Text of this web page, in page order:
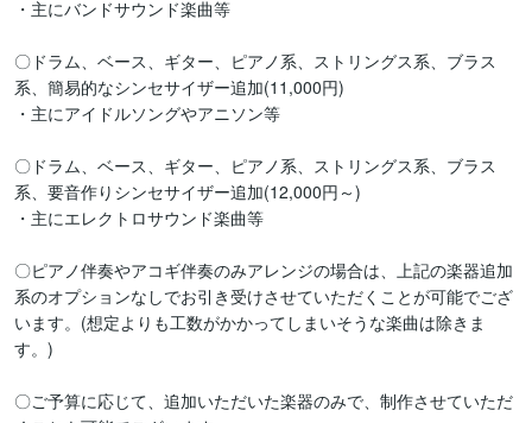
・主にバンドサウンド楽曲等
〇ドラム、ベース、ギター、ピアノ系、ストリングス系、ブラス
系、簡易的なシンセサイザー追加(11,000円)
・主にアイドルソングやアニソン等
〇ドラム、ベース、ギター、ピアノ系、ストリングス系、ブラス
系、要音作りシンセサイザー追加(12,000円～)
・主にエレクトロサウンド楽曲等
〇ピアノ伴奏やアコギ伴奏のみアレンジの場合は、上記の楽器追加
系のオプションなしでお引き受けさせていただくことが可能でござ
います。(想定よりも工数がかかってしまいそうな楽曲は除きま
す。)
〇ご予算に応じて、追加いただいた楽器のみで、制作させていただ